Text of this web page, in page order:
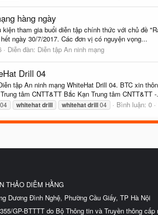
hàng ngày
tham gia buổi diễn tập chính thức với chủ đề
ngày 30/7/2017. Các đơn vị có nguyện vọng...
Diễn đàn: Diễn tập An ninh mạng
Drill 04
tập An ninh mạng WhiteHat Drill 04. BTC xin
tâm CNTT&TT Bắc Kạn Trung tâm CNTT&TT
whitehatdrill whitehatdrill04 Bình luận: 0
THẢO DIỄM HẰNG
Dương Đình Nghệ, Phường Cầu Giấy, TP Hà Nội
GP-BTTTT do Bộ Thông tin và Truyền thông cấp